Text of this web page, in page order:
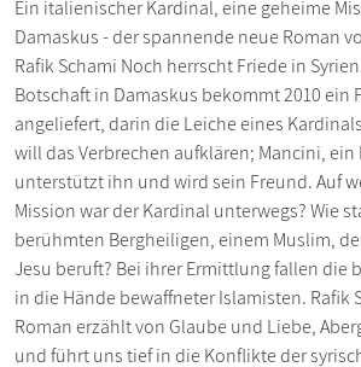
Ein italienischer Kardinal, eine geheime
Damaskus - der spannende neue Roman
Rafik Schami Noch herrscht Friede in
Botschaft in Damaskus bekommt 2010 ein
angeliefert, darin die Leiche eines
will das Verbrechen aufklären; Mancini, ein
unterstützt ihn und wird sein Freund. Auf
Mission war der Kardinal unterwegs? Wie
berühmten Bergheiligen, einem Muslim,
Jesu beruft? Bei ihrer Ermittlung fallen die
in die Hände bewaffneter Islamisten. Rafik
Roman erzählt von Glaube und Liebe,
und führt uns tief in die Konflikte der